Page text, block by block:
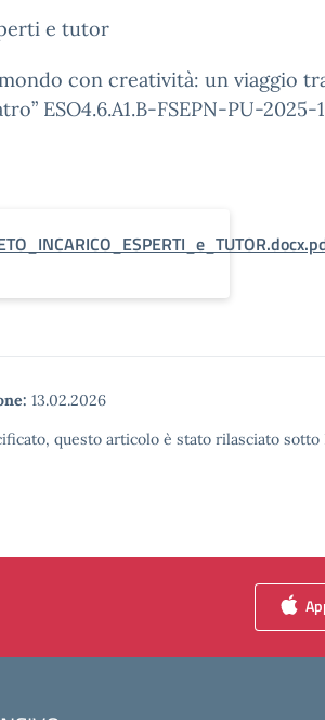
e tutor
con creatività: un viaggio
ESO4.6.A1.B-FSEPN-PU-2025-
13.02.2026
questo articolo è stato rilasciato